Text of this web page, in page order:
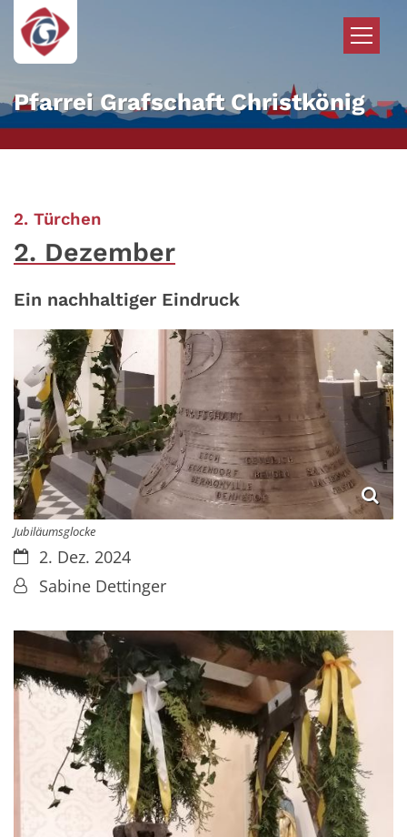
Zum Inhalt springen
Pfarrei Grafschaft Christkönig
2. Türchen
2. Dezember
Ein nachhaltiger Eindruck
Jubiläumsglocke
Datum:2. Dez. 2024
Von:Sabine Dettinger